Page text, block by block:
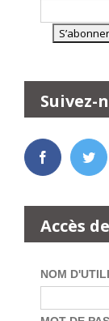
Suivez-
Accès
NOM